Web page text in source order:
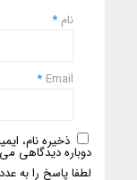
نام *
Email
*
ذخیره نام،
دوباره دیدگاهی
لطفا پاسخ را به